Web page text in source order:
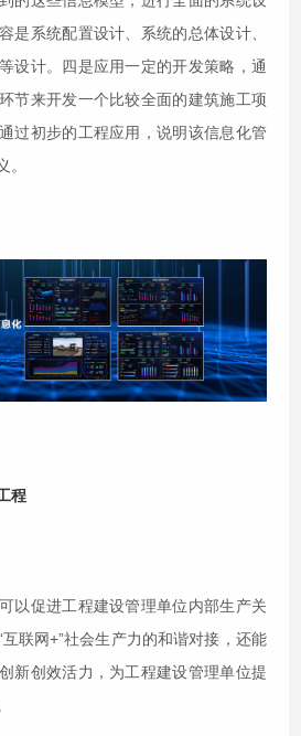
是系统配置设计、系统的总体设计、
设计。四是应用一定的开发策略，通
节来开发一个比较全面的建筑施工项
过初步的工程应用，说明该信息化管
。
程
以促进工程建设管理单位内部生产关
联网+”社会生产力的和谐对接，还能
新创效活力，为工程建设管理单位提